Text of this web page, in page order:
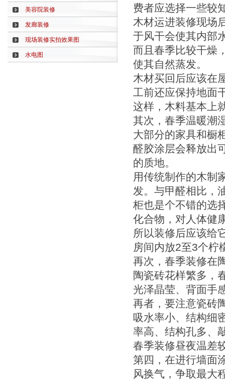
美容院装修
发廊装修
现场装修实拍效果图
水电图
费者应选择一些较
木材运进装修现场
于风干会使其内部
而且春季比较干燥
使其自然蒸发。
木材买回后应该在
工前还应保持地面
这样，木料基本上
其次，春季温暖潮
大部分的家具和橱
醛胶涂层会释放出
的质地。
用传统制作的木制
发。与甲醛相比，
柜也是个不错的选
化合物，对人体健
所以装修后应该给
房间内放2至3个柠
再次，春季装修在
陶瓷砖花样繁多，
光泽晶莹、背面手
再者，要注意瓷砖
吸水率小、结构细
率高、结构孔多、
春季装修昼夜温差
第四，在进行墙面
风换气，争取最大